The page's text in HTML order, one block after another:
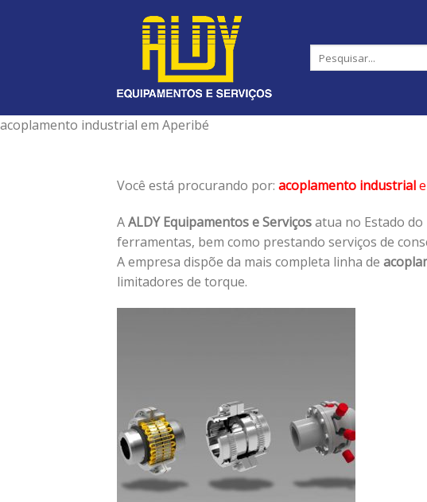
acoplamento industrial em Aperibé
Você está procurando por: acoplamento industrial
AALDY Equipamentos e Serviçosatua no Estado do
ferramentas, bem como prestando serviços de
A empresa dispõe da mais completa linha de
limitadores de torque.